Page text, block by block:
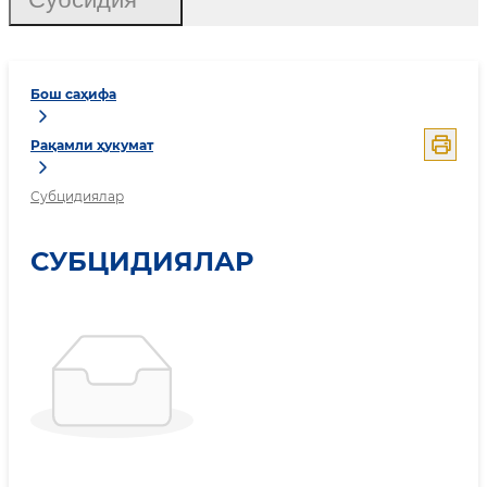
Бош саҳифа
Рақамли ҳукумат
Субцидиялар
СУБЦИДИЯЛАР